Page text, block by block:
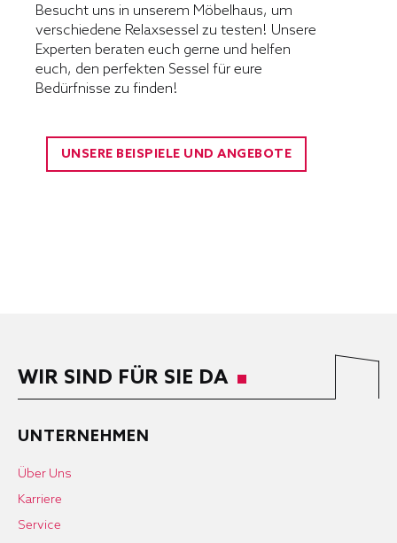
Besucht uns in unserem Möbelhaus, um
verschiedene Relaxsessel zu testen! Unsere
Experten beraten euch gerne und helfen
euch, den perfekten Sessel für eure
Bedürfnisse zu finden!
UNSERE BEISPIELE UND ANGEBOTE
WIR SIND FÜR SIE DA
UNTERNEHMEN
Über Uns
Karriere
Service